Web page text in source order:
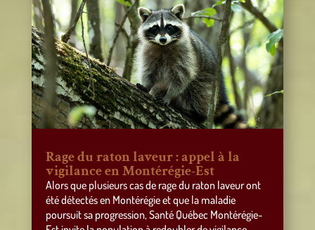
Rage du raton laveur : appel à la
vigilance en Montérégie-Est
Alors que plusieurs cas de rage du raton laveur ont
été détectés en Montérégie et que la maladie
poursuit sa progression, Santé Québec Montérégie-